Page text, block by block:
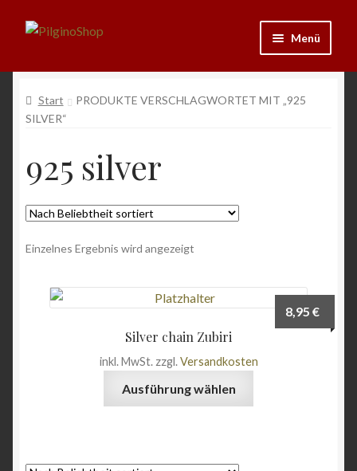
Zur
springen
Zum
springen
Menü
Ausrüstung
Kleidung
Bücher
Schmuck
Andenken
Start
PRODUKTE VERSCHLAGWORTET MIT „925
SILVER“
925 silver
Einzelnes Ergebnis wird angezeigt
Silver chain Zubiri
8,95€
inkl. MwSt. zzgl.Versandkosten
Ausführung wählen